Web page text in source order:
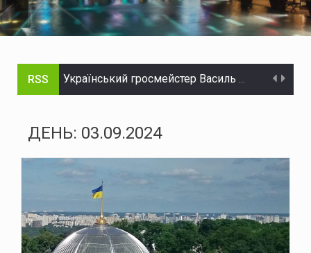
RSS
Через ДТП на Вокзальній у Чернівцях ускладнився рух тролейбусів №3 та №5
ДЕНЬ: 03.09.2024